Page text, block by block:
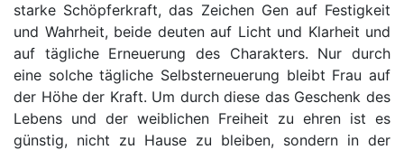
starke Schöpferkraft, das Zeichen Gen auf Festigkeit
und Wahrheit, beide deuten auf Licht und Klarheit und
auf tägliche Erneuerung des Charakters. Nur durch
eine solche tägliche Selbsterneuerung bleibt Frau auf
der Höhe der Kraft. Um durch diese das Geschenk des
Lebens und der weiblichen Freiheit zu ehren ist es
günstig, nicht zu Hause zu bleiben, sondern in der